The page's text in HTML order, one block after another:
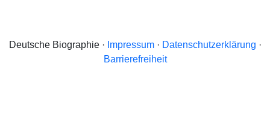
Deutsche Biographie · Impressum· Datenschutzerklärung ·
Barrierefreiheit